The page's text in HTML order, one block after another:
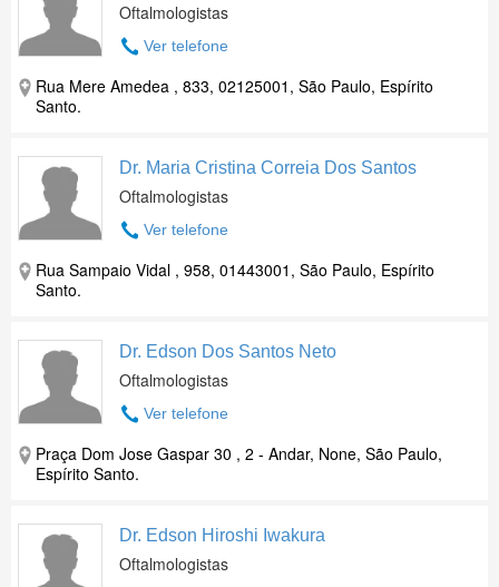
Oftalmologistas
Ver telefone
Rua Mere Amedea , 833, 02125001, São Paulo, Espírito
Santo.
Dr. Maria Cristina Correia Dos Santos
Oftalmologistas
Ver telefone
Rua Sampaio Vidal , 958, 01443001, São Paulo, Espírito
Santo.
Dr. Edson Dos Santos Neto
Oftalmologistas
Ver telefone
Praça Dom Jose Gaspar 30 , 2 - Andar, None, São Paulo,
Espírito Santo.
Dr. Edson Hiroshi Iwakura
Oftalmologistas